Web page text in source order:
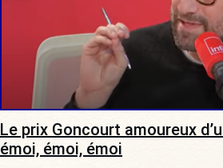
Le prix Goncourt amoureux
émoi, émoi, émoi